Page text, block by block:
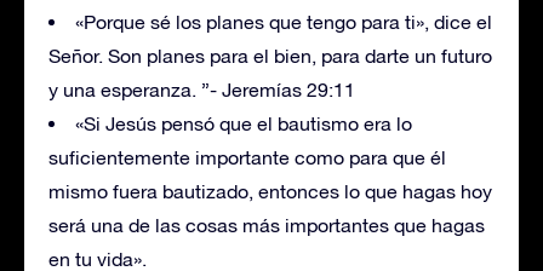
«Porque sé los planes que tengo para ti», dice el
Señor. Son planes para el bien, para darte un futuro
y una esperanza. ”- Jeremías 29:11
«Si Jesús pensó que el bautismo era lo
suficientemente importante como para que él
mismo fuera bautizado, entonces lo que hagas hoy
será una de las cosas más importantes que hagas
en tu vida».